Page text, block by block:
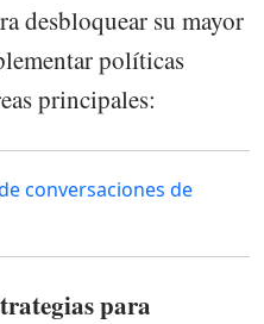
desbloquear su mayor
políticas
principales:
conversaciones de
para